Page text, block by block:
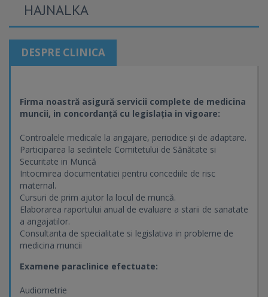
HAJNALKA
DESPRE CLINICA
Firma noastră asigură servicii complete de medicina
muncii, in concordanță cu legislația in vigoare:
Controalele medicale la angajare, periodice și de adaptare.
Participarea la sedintele Comitetului de Sănătate si
Securitate in Muncă
Intocmirea documentatiei pentru concediile de risc
maternal.
Cursuri de prim ajutor la locul de muncă.
Elaborarea raportului anual de evaluare a starii de sanatate
a angajatilor.
Consultanta de specialitate si legislativa in probleme de
medicina muncii
Examene paraclinice efectuate:
Audiometrie